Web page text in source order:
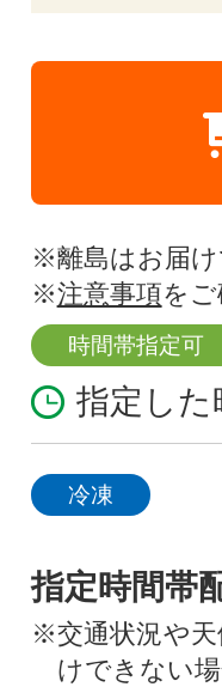
※離島はお届
※注意事項をご
時間帯指定可
指定した
冷凍
指定時間帯
※交通状況や
けできない